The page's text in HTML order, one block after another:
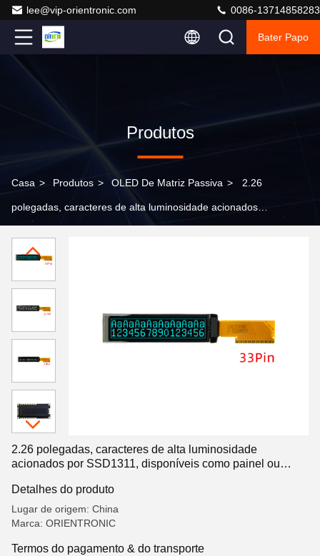
lee@vip-orientronic.com 0086-13714858283
Bater Papo
Produtos
Casa > Produtos > OLED De Matriz Passiva > 2.26
polegadas, caracteres de alta luminosidade acionados
display de caracteres OLED
2.26 polegadas, caracteres de alta luminosidade
acionados por SSD1311, disponíveis como painel ou
Detalhes do produto
Lugar de origem: China
Marca: ORIENTRONIC
Termos do pagamento & do transporte